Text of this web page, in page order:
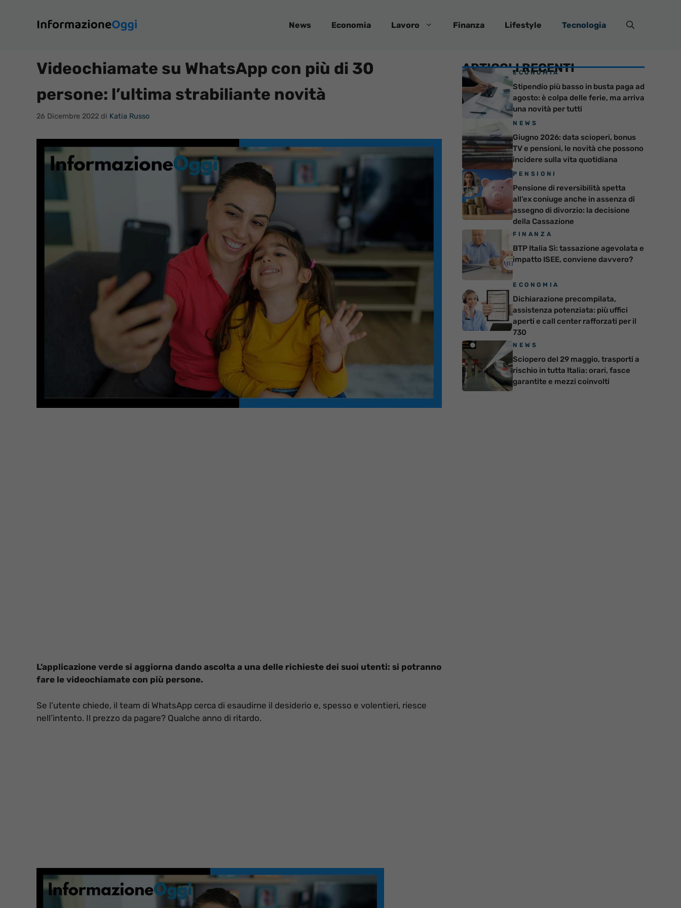
contenuto
News Economia Lavoro Finanza Lifestyle Tecnologia
Videochiamate su WhatsApp con più di 30
persone: l’ultima strabiliante novità
26 Dicembre 2022 di Katia Russo
L’applicazione verde si aggiorna dando ascolta a una delle richieste dei suoi utenti: si potranno
fare le videochiamate con più persone.
Se l’utente chiede, il team di WhatsApp cerca di esaudirne il desiderio e, spesso e volentieri, riesce
nell’intento. Il prezzo da pagare? Qualche anno di ritardo.
ARTICOLI RECENTI
ECONOMIA
Stipendio più basso in busta paga ad
agosto: è colpa delle ferie, ma arriva
una novità per tutti
NEWS
Giugno 2026: data scioperi, bonus
TV e pensioni, le novità che possono
incidere sulla vita quotidiana
PENSIONI
Pensione di reversibilità spetta
all’ex coniuge anche in assenza di
assegno di divorzio: la decisione
della Cassazione
FINANZA
BTP Italia Sì: tassazione agevolata e
impatto ISEE, conviene davvero?
ECONOMIA
Dichiarazione precompilata,
assistenza potenziata: più uffici
aperti e call center rafforzati per il
730
NEWS
Sciopero del 29 maggio, trasporti a
rischio in tutta Italia: orari, fasce
garantite e mezzi coinvolti